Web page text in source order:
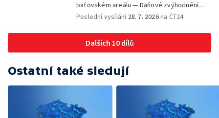
baťovském areálu — Daňové zvýhodnění
vína — Výhružky na magistrátu v Olomouci —
Brněnské týmy v první fotbalové lize —
Chystaná rekonstrukce bývalé věznice —
Nový seriál pro děti
Poslední vysílání 28. 7. 2026na ČT24
Dalších 10 dílů
Ostatní také sledují